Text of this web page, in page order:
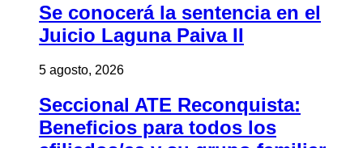
Se conocerá la sentencia en el
Juicio Laguna Paiva II
5 agosto, 2026
Seccional ATE Reconquista:
Beneficios para todos los